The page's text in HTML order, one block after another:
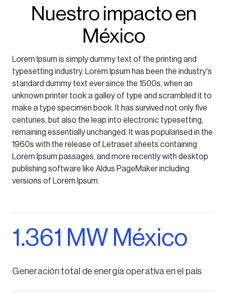
Nuestro impacto en
México
Lorem Ipsum is simply dummy text of the printing and
typesetting industry. Lorem Ipsum has been the industry's
standard dummy text ever since the 1500s, when an
unknown printer took a galley of type and scrambled it to
make a type specimen book. It has survived not only five
centuries, but also the leap into electronic typesetting,
remaining essentially unchanged. It was popularised in the
1960s with the release of Letraset sheets containing
Lorem Ipsum passages, and more recently with desktop
publishing software like Aldus PageMaker including
versions of Lorem Ipsum.
1.361 MW México
Generación total de energía operativa en el país